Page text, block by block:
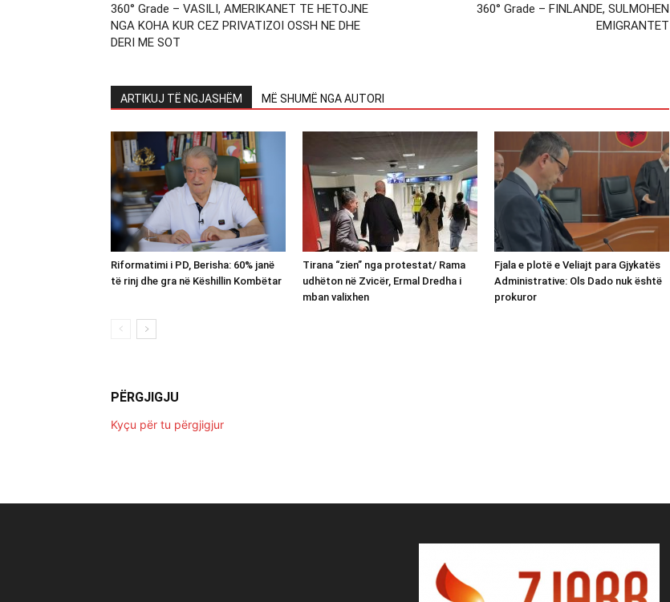
360° Grade – VASILI, AMERIKANET TE HETOJNE
NGA KOHA KUR CEZ PRIVATIZOI OSSH NE DHE
DERI ME SOT
360° Grade – FINLANDE, SULMOHEN
EMIGRANTET
ARTIKUJ TË NGJASHËM MË SHUMË NGA AUTORI
Riformatimi i PD, Berisha: 60% janë
të rinj dhe gra në Këshillin Kombëtar
Tirana “zien” nga protestat/ Rama
udhëton në Zvicër, Ermal Dredha i
mban valixhen
Fjala e plotë e Veliajt para Gjykatës
Administrative: Ols Dado nuk është
prokuror
PËRGJIGJU
Kyçu për tu përgjigjur